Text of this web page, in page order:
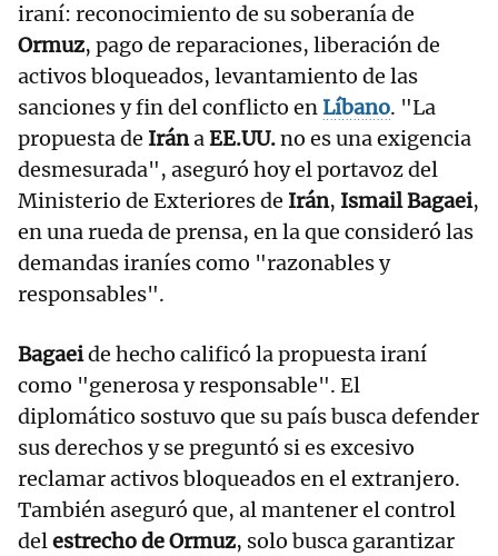
iraní: reconocimiento de su soberanía de
Ormuz, pago de reparaciones, liberación de
activos bloqueados, levantamiento de las
sanciones y fin del conflicto enLíbano. "La
propuesta de IránaEE.UU.no es una exigencia
desmesurada", aseguró hoy el portavoz del
Ministerio de Exteriores de Irán, Ismail Bagaei,
en una rueda de prensa, en la que consideró las
demandas iraníes como "razonables y
responsables".
Bagaeide hecho calificó la propuesta iraní
como "generosa y responsable". El
diplomático sostuvo que su país busca defender
sus derechos y se preguntó si es excesivo
reclamar activos bloqueados en el extranjero.
También aseguró que, al mantener el control
delestrecho de Ormuz, solo busca garantizar